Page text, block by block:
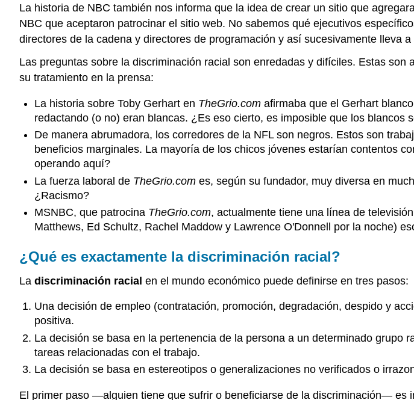
La historia de NBC también nos informa que la idea de crear un sitio que
NBC que aceptaron patrocinar el sitio web. No sabemos qué ejecutivos
directores de la cadena y directores de programación y así sucesivamente lleva
Las preguntas sobre la discriminación racial son enredadas y difíciles. Estas
su tratamiento en la prensa:
La historia sobre Toby Gerhart en TheGrio.comafirmaba que el Gerhart
redactando (o no) eran blancas. ¿Es eso cierto, es imposible que los blancos
De manera abrumadora, los corredores de la NFL son negros. Estos son
beneficios marginales. La mayoría de los chicos jóvenes estarían contentos
operando aquí?
La fuerza laboral de TheGrio.comes, según su fundador, muy diversa en
¿Racismo?
MSNBC, que patrocina TheGrio.com, actualmente tiene una línea de
Matthews, Ed Schultz, Rachel Maddow y Lawrence O'Donnell por la noche)
¿Qué es exactamente la discriminación racial?
La discriminación racial en el mundo económico puede definirse en tres pasos:
Una decisión de empleo (contratación, promoción, degradación, despido y
positiva.
La decisión se basa en la pertenencia de la persona a un determinado
tareas relacionadas con el trabajo.
La decisión se basa en estereotipos o generalizaciones no verificados o
El primer paso —alguien tiene que sufrir o beneficiarse de la discriminación— es